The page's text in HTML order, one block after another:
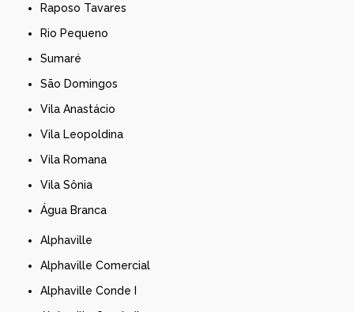
Raposo Tavares
Rio Pequeno
Sumaré
São Domingos
Vila Anastácio
Vila Leopoldina
Vila Romana
Vila Sônia
Água Branca
Alphaville
Alphaville Comercial
Alphaville Conde I